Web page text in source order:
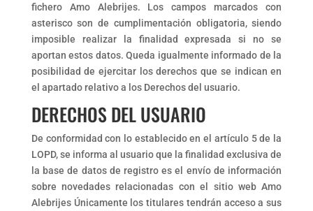
fichero Amo Alebrijes. Los campos marcados con
asterisco son de cumplimentación obligatoria, siendo
imposible realizar la finalidad expresada si no se
aportan estos datos. Queda igualmente informado de la
posibilidad de ejercitar los derechos que se indican en
el apartado relativo a los Derechos del usuario.
DERECHOS DEL USUARIO
De conformidad con lo establecido en el artículo 5 de la
LOPD, se informa al usuario que la finalidad exclusiva de
la base de datos de registro es el envío de información
sobre novedades relacionadas con el sitio web Amo
Alebrijes Únicamente los titulares tendrán acceso a sus